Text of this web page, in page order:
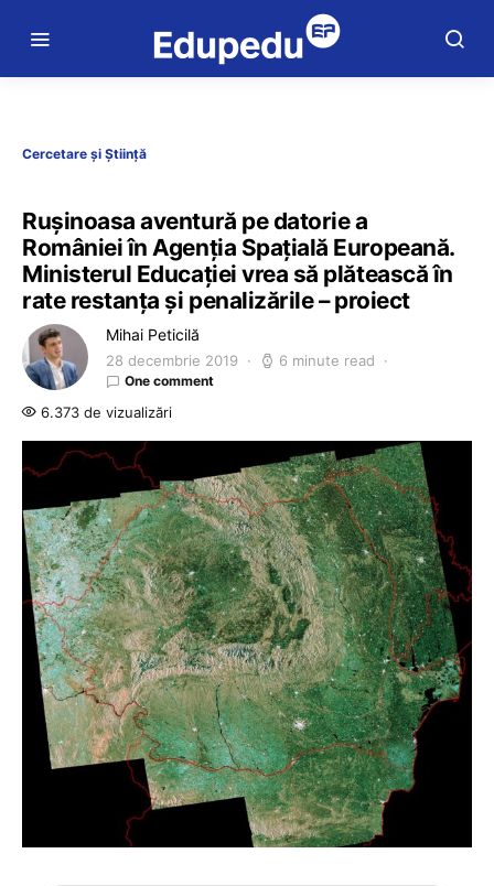
Cercetare și Știință
Rușinoasa aventură pe datorie a
României în Agenția Spațială Europeană.
Ministerul Educației vrea să plătească în
rate restanța și penalizările – proiect
Mihai Peticilă
28 decembrie 2019 6 minute read
One comment
6.373 de vizualizări